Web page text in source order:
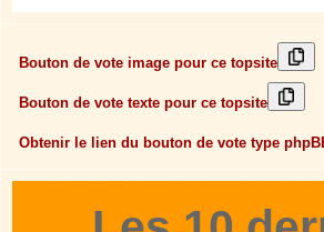
Bouton de vote image pour ce topsite
Bouton de vote texte pour ce topsite
Obtenir le lien du bouton de vote type